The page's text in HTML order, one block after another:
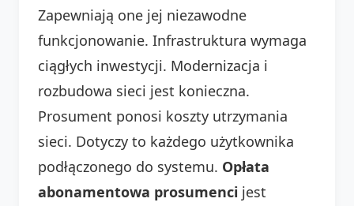
Zapewniają one jej niezawodne
funkcjonowanie. Infrastruktura wymaga
ciągłych inwestycji. Modernizacja i
rozbudowa sieci jest konieczna.
Prosument ponosi koszty utrzymania
sieci. Dotyczy to każdego użytkownika
podłączonego do systemu. Opłata
abonamentowa prosumenci jest